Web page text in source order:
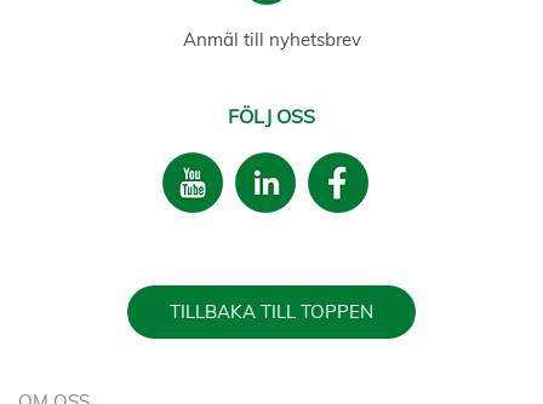
Anmäl till nyhetsbrev
FÖLJ OSS
TILLBAKA TILL TOPPEN